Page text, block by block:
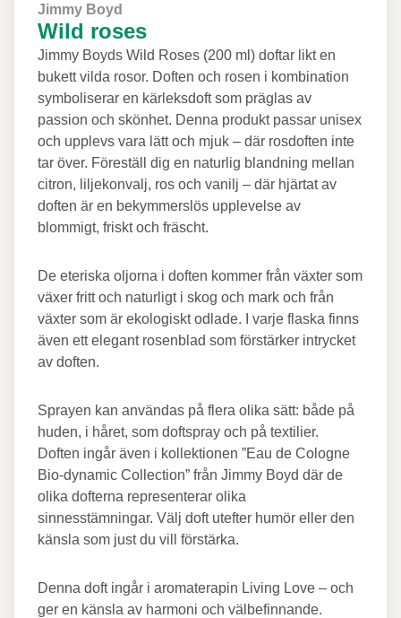
Jimmy Boyd
Wild roses
Jimmy Boyds Wild Roses (200 ml) doftar likt en
bukett vilda rosor. Doften och rosen i kombination
symboliserar en kärleksdoft som präglas av
passion och skönhet. Denna produkt passar unisex
och upplevs vara lätt och mjuk – där rosdoften inte
tar över. Föreställ dig en naturlig blandning mellan
citron, liljekonvalj, ros och vanilj – där hjärtat av
doften är en bekymmerslös upplevelse av
blommigt, friskt och fräscht.
De eteriska oljorna i doften kommer från växter som
växer fritt och naturligt i skog och mark och från
växter som är ekologiskt odlade. I varje flaska finns
även ett elegant rosenblad som förstärker intrycket
av doften.
Sprayen kan användas på flera olika sätt: både på
huden, i håret, som doftspray och på textilier.
Doften ingår även i kollektionen ”Eau de Cologne
Bio-dynamic Collection” från Jimmy Boyd där de
olika dofterna representerar olika
sinnesstämningar. Välj doft utefter humör eller den
känsla som just du vill förstärka.
Denna doft ingår i aromaterapin Living Love – och
ger en känsla av harmoni och välbefinnande.